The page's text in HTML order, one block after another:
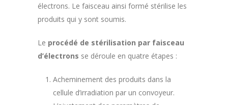
électrons. Le faisceau ainsi formé stérilise les
produits qui y sont soumis.
Le procédé de stérilisation par faisceau
d’électrons se déroule en quatre étapes :
Acheminement des produits dans la
cellule d’irradiation par un convoyeur.